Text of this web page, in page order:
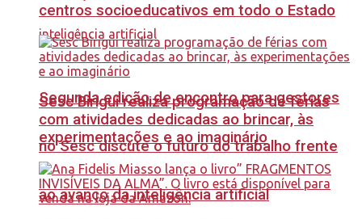
Segunda edição de encontro para gestores
no Sesc discute o futuro do trabalho frente
ao avanço da inteligência artificial
centros socioeducativos em todo o Estado
Sesc Birigui realiza programação de férias
com atividades dedicadas ao brincar, às
experimentações e ao imaginário